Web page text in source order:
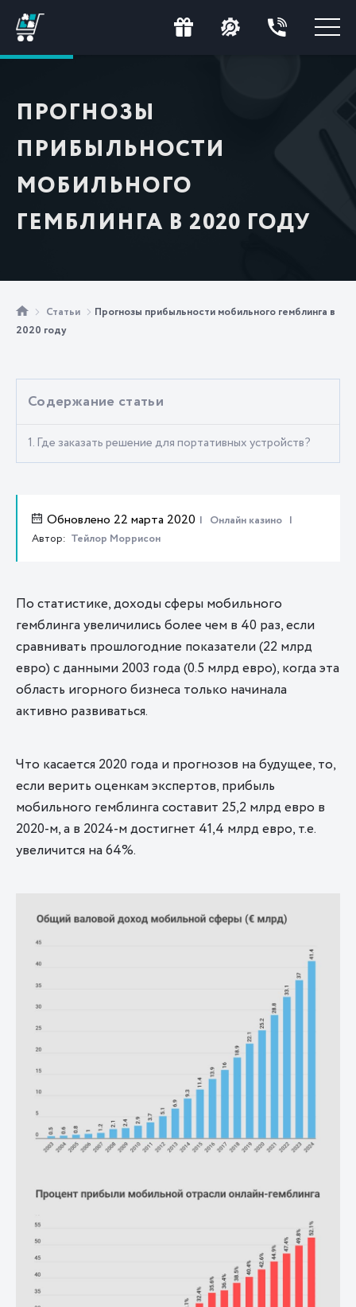
ПРОГНОЗЫ
ПРИБЫЛЬНОСТИ
МОБИЛЬНОГО
ГЕМБЛИНГА В 2020 ГОДУ
Статьи
Прогнозы прибыльности мобильного гемблинга в
2020 году
Содержание статьи
1. Где заказать решение для портативных устройств?
Обновлено 22 марта 2020
Онлайн казино
Автор: Тейлор Моррисон
По статистике, доходы сферы мобильного
гемблинга увеличились более чем в 40 раз, если
сравнивать прошлогодние показатели (22 млрд
евро) с данными 2003 года (0.5 млрд евро), когда эта
область игорного бизнеса только начинала
активно развиваться.
Что касается 2020 года и прогнозов на будущее, то,
если верить оценкам экспертов, прибыль
мобильного гемблинга составит 25,2 млрд евро в
2020-м, а в 2024-м достигнет 41,4 млрд евро, т.е.
увеличится на 64%.